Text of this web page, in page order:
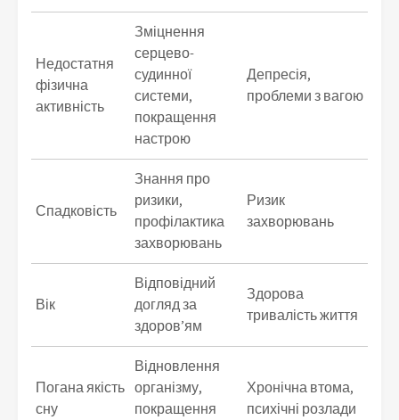
Недостатня
фізична
активність
Зміцнення
серцево-
судинної
системи,
покращення
настрою
Депресія,
проблеми з вагою
Спадковість
Знання про
ризики,
профілактика
захворювань
Ризик
захворювань
Вік
Відповідний
догляд за
здоров’ям
Здорова
тривалість життя
Погана якість
сну
Відновлення
організму,
покращення
Хронічна втома,
психічні розлади